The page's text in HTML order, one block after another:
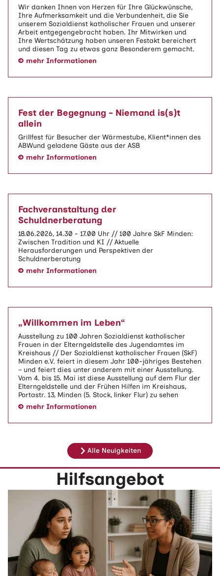
Wir danken Ihnen von Herzen für Ihre Glückwünsche,
Ihre Aufmerksamkeit und die Verbundenheit, die Sie
unserem Sozialdienst katholischer Frauen und unserer
Arbeit entgegengebracht haben. Ihr Mitwirken und
Ihre Wertschätzung haben unseren Festakt bereichert
und diesen Tag zu etwas ganz Besonderem gemacht.
mehr Informationen
Fest der Begegnung - Niemand is(s)t
allein
Grillfest für Besucher der Wärmestube, Klient*innen des
ABWund geladene Gäste aus der ASB
mehr Informationen
Fachveranstaltung der
Schuldnerberatung
18.06.2026, 14.30 - 17.00 Uhr // 100 Jahre SkF Minden:
Zwischen Tradition und KI // Aktuelle
Herausforderungen und Perspektiven der
Schuldnerberatung
mehr Informationen
„Willkommen im Leben“
Ausstellung zu 100 Jahren Sozialdienst katholischer
Frauen in der Elterngeldstelle des Jugendamtes im
Kreishaus // Der Sozialdienst katholischer Frauen (SkF)
Minden e.V. feiert in diesem Jahr 100-jähriges Bestehen
– und feiert dies unter anderem mit einer Ausstellung.
Vom 4. bis 15. Mai ist diese Ausstellung auf dem Flur der
Elterngeldstelle und der Frühen Hilfen im Kreishaus,
Portastr. 13, Minden (5. Stock, linker Flur) zu sehen
mehr Informationen
Alle Neuigkeiten
Hilfsangebot